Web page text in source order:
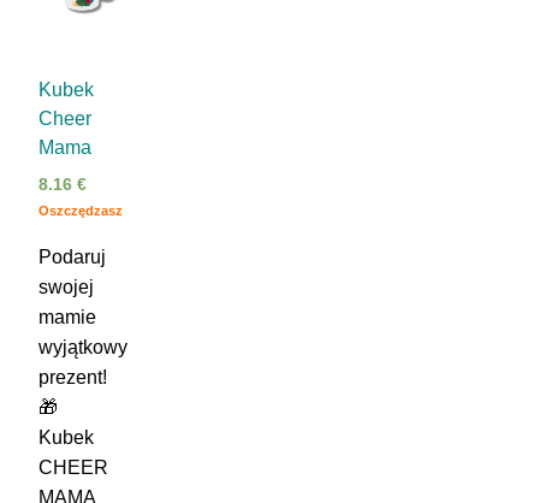
Kubek
Cheer
Mama
8.16 €
Oszczędzasz
Podaruj
swojej
mamie
wyjątkowy
prezent!
🎁
Kubek
CHEER
MAMA